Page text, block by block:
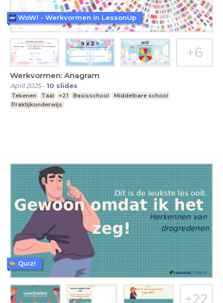
Werkvormen: Anagram
April 2025- 10 slides
Tekenen Taal +21 Basisschool
Middelbare school
Praktijkonderwijs
WoW! - Werkvormen in LessonUp
Quiz!